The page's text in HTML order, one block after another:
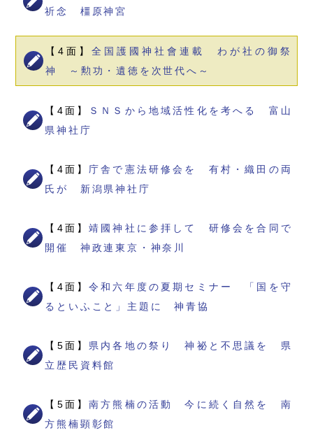
祈念 橿原神宮
【4面】全国護國神社會連載 わが社の御祭
神 ～勲功・遺徳を次世代へ～
【4面】
ＳＮＳから地域活性化を考へる 富山
県神社庁
【4面】 庁舎で憲法研修会を 有村・織田の両
氏が 新潟県神社庁
【4面】靖國神社に参拝して 研修会を合同で
開催 神政連東京・神奈川
【4面】令和六年度の夏期セミナー 「国を守
るといふこと」主題に 神青協
【5面】 県内各地の祭り 神祕と不思議を 県
立歴民資料館
【5面】南方熊楠の活動 今に続く自然を 南
方熊楠顕彰館